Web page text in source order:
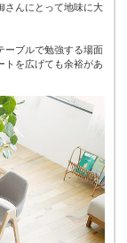
さんにとって地味に大
ーブルで勉強する場面
トを広げても余裕があ